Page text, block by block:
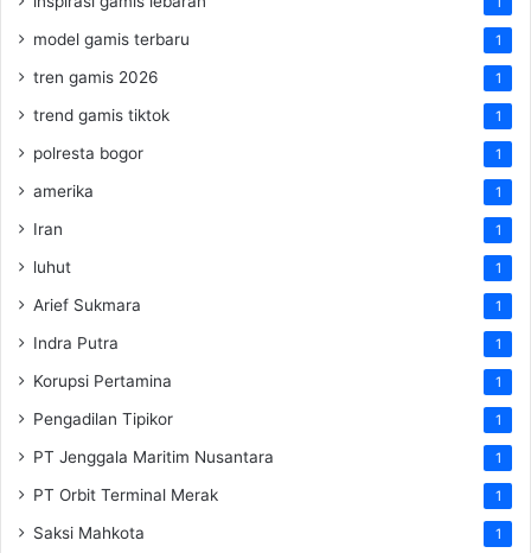
model gamis terbaru 1
tren gamis 2026 1
trend gamis tiktok 1
polresta bogor 1
amerika 1
Iran 1
luhut 1
Arief Sukmara 1
Indra Putra 1
Korupsi Pertamina 1
Pengadilan Tipikor 1
PT Jenggala Maritim Nusantara 1
PT Orbit Terminal Merak 1
Saksi Mahkota 1